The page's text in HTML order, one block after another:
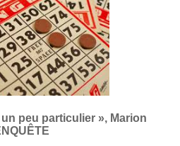
peu particulier », Marion